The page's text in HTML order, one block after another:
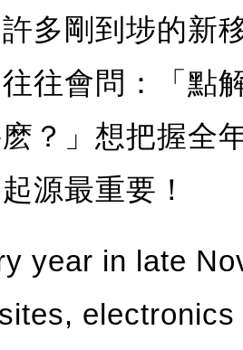
多剛到埗的新
往會問：「點
？」想把握全
源最重要！
year in late